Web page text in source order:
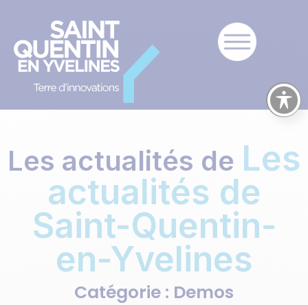
Les actualités de Les
actualités de
Saint-Quentin-
en-Yvelines
Catégorie : Demos